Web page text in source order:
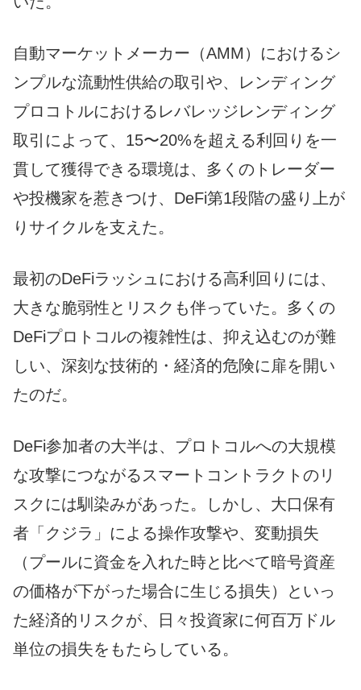
自動マーケットメーカー（AMM）におけるシ
ンプルな流動性供給の取引や、レンディング
プロコトルにおけるレバレッジレンディング
取引によって、15〜20%を超える利回りを一
貫して獲得できる環境は、多くのトレーダー
や投機家を惹きつけ、DeFi第1段階の盛り上が
りサイクルを支えた。
最初のDeFiラッシュにおける高利回りには、
大きな脆弱性とリスクも伴っていた。多くの
DeFiプロトコルの複雑性は、抑え込むのが難
しい、深刻な技術的・経済的危険に扉を開い
たのだ。
DeFi参加者の大半は、プロトコルへの大規模
な攻撃につながるスマートコントラクトのリ
スクには馴染みがあった。しかし、大口保有
者「クジラ」による操作攻撃や、変動損失
（プールに資金を入れた時と比べて暗号資産
の価格が下がった場合に生じる損失）といっ
た経済的リスクが、日々投資家に何百万ドル
単位の損失をもたらしている。